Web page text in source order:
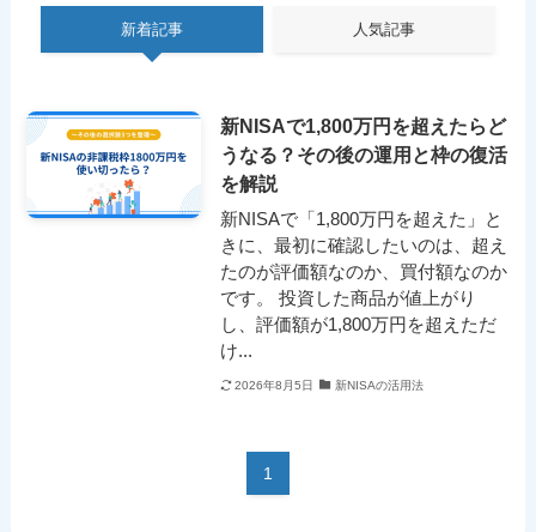
新着記事 人気記事
新NISAで1,800万円を超えたらど
うなる？その後の運用と枠の復活
を解説
新NISAで「1,800万円を超えた」と
きに、最初に確認したいのは、超え
たのが評価額なのか、買付額なのか
です。 投資した商品が値上がり
し、評価額が1,800万円を超えただ
け...
2026年8月5日 新NISAの活用法
1